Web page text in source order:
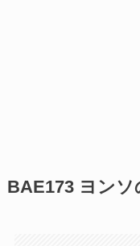
BAE173 ヨンソ